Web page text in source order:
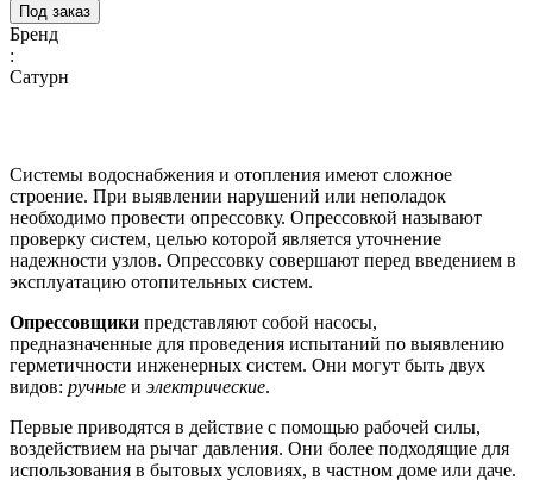
Под заказ
Бренд
:
Сатурн
Системы водоснабжения и отопления имеют сложное
строение. При выявлении нарушений или неполадок
необходимо провести опрессовку. Опрессовкой называют
проверку систем, целью которой является уточнение
надежности узлов. Опрессовку совершают перед введением в
эксплуатацию отопительных систем.
Опрессовщики представляют собой насосы,
предназначенные для проведения испытаний по выявлению
герметичности инженерных систем. Они могут быть двух
видов: ручные и электрические.
Первые приводятся в действие с помощью рабочей силы,
воздействием на рычаг давления. Они более подходящие для
использования в бытовых условиях, в частном доме или даче.